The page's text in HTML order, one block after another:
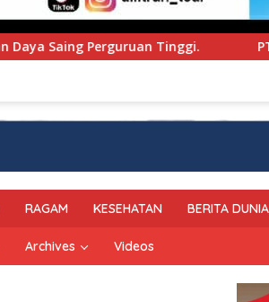
PT Pegadaian Kanwil VI
RAGAM KESEHATAN BERITA DUNIA
Archives Videos